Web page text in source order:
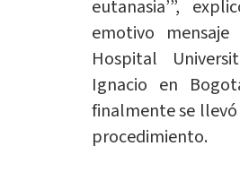
eutanasia’”,
emotivo
Hospital
Ignacio en
finalmente se
procedimiento.